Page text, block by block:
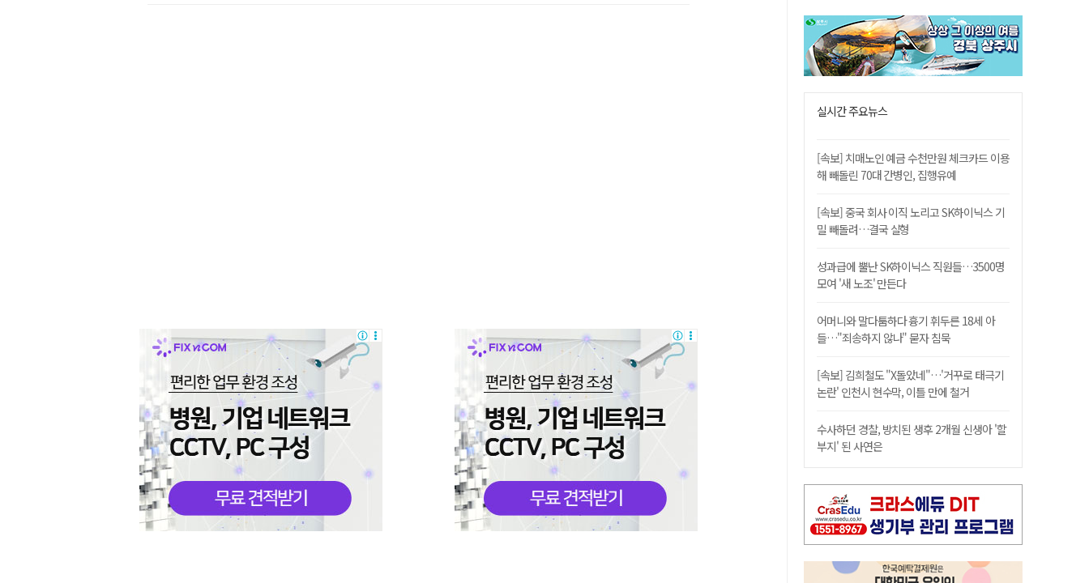
실시간 주요뉴스
[속보] 치매노인 예금 수천만원 체크카드 이용
해 빼돌린 70대 간병인, 집행유예
[속보] 중국 회사 이직 노리고 SK하이닉스 기
밀 빼돌려…결국 실형
성과급에 뿔난 SK하이닉스 직원들…3500명
모여 '새 노조' 만든다
어머니와 말다툼하다 흉기 휘두른 18세 아
들…"죄송하지 않나" 묻자 침묵
[속보] 김희철도 "X돌았네"…'거꾸로 태극기
논란' 인천시 현수막, 이틀 만에 철거
수사하던 경찰, 방치된 생후 2개월 신생아 '할
부지' 된 사연은